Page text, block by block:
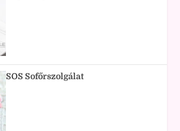
SOS Sofőrszolgálat